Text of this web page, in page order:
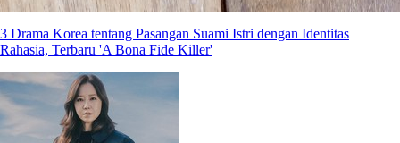
3 Drama Korea tentang Pasangan Suami Istri dengan Identitas
Rahasia, Terbaru 'A Bona Fide Killer'